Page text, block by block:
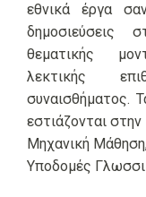
εθνικά έργα
δημοσιεύσεις
θεματικής
λεκτικής
συναισθήματος.
εστιάζονται
Μηχανική
Υποδομές